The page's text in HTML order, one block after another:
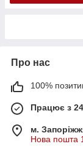
Про нас
100%
Працює з
м.
Нова пошта